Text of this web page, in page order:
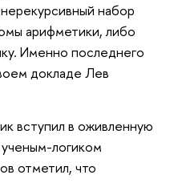
набор
арифметики, либо
Именно последнего
докладе Лев
вступил в оживленную
логиком
отметил, что